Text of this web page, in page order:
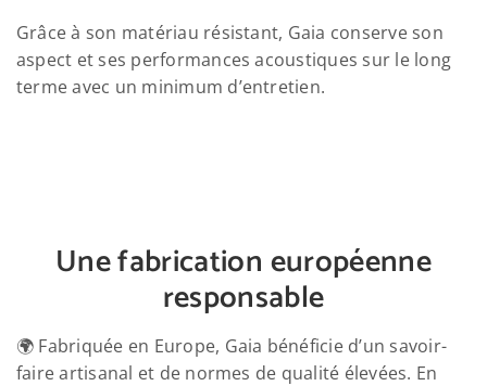
Grâce à son matériau résistant, Gaia conserve son
aspect et ses performances acoustiques sur le long
terme avec un minimum d’entretien.
Une fabrication européenne
responsable
🌍 Fabriquée en Europe, Gaia bénéficie d’un savoir-
faire artisanal et de normes de qualité élevées. En